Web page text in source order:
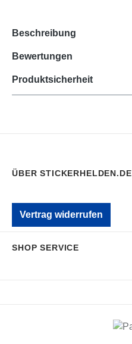
Beschreibung
Bewertungen
Produktsicherheit
ÜBER STICKERHELDEN.DE
Vertrag widerrufen
SHOP SERVICE